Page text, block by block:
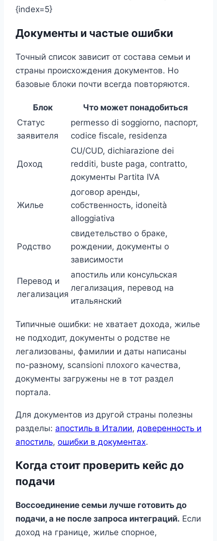
{index=5}
Документы и частые ошибки
Точный список зависит от состава семьи и
страны происхождения документов. Но
базовые блоки почти всегда повторяются.
Блок
Что может понадобиться
Статус
заявителя
permesso di soggiorno, паспорт,
codice fiscale, residenza
Доход
CU/CUD, dichiarazione dei
redditi, buste paga, contratto,
документы Partita IVA
Жилье
договор аренды,
собственность, idoneità
alloggiativa
Родство
свидетельство о браке,
рождении, документы о
зависимости
Перевод и
легализация
апостиль или консульская
легализация, перевод на
итальянский
Типичные ошибки: не хватает дохода, жилье
не подходит, документы о родстве не
легализованы, фамилии и даты написаны
по-разному, scansioni плохого качества,
документы загружены не в тот раздел
портала.
Для документов из другой страны полезны
разделы: апостиль в Италии, доверенность и
апостиль, ошибки в документах.
Когда стоит проверить кейс до
подачи
Воссоединение семьи лучше готовить до
подачи, а не после запроса интеграций. Если
доход на границе, жилье спорное,